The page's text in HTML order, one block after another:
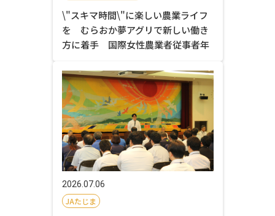
\"スキマ時間\"に楽しい農業ライフ
を むらおか夢アグリで新しい働き
方に着手 国際女性農業者従事者年
2026.07.06
JAたじま